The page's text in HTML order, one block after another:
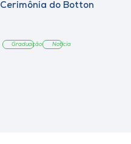
Cerimônia do Botton
Graduação Notícia